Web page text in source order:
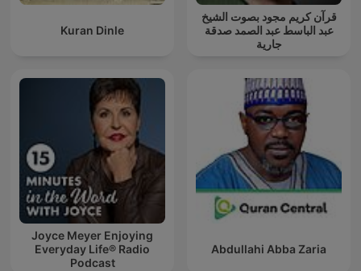
Kuran Dinle
قرآن كريم مجود بصوت الشيخ
عبد الباسط عبد الصمد صدقة
جارية
Joyce Meyer Enjoying
Everyday Life® Radio
Podcast
Abdullahi Abba Zaria